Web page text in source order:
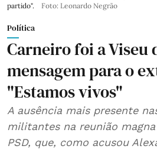
partido".
Foto: Leonardo Negrão
Política
Carneiro foi a Viseu
mensagem para o
"Estamos vivos"
A ausência mais presente
militantes na reunião
PSD, que, como acusou